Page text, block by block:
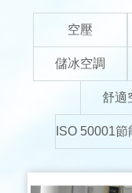
空壓
儲冰空調
舒適
ISO 50001